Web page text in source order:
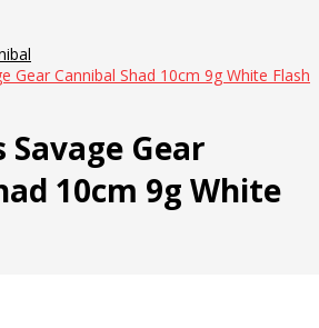
Gear Cannibal Shad 10cm 9g White Flash
Gear
10cm 9g White